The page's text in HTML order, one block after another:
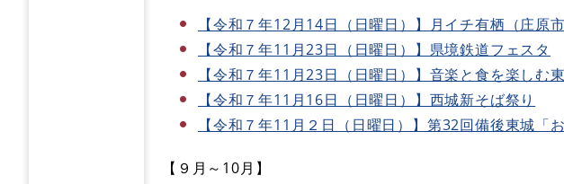
【令和７年12月14日（日曜日）】月イチ有栖（庄原市
【令和７年11月23日（日曜日）】県境鉄道フェスタ
【令和７年11月23日（日曜日）】音楽と食を楽しむ
【令和７年11月16日（日曜日）】西城新そば祭り
【令和７年11月２日（日曜日）】第32回備後東城「お
【９月～10月】